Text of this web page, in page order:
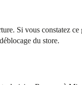
Si vous constatez ce
du store.